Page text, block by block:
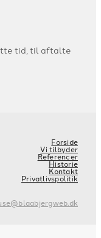
tid, til aftalte
Forside
Vi tilbyder
Referencer
Historie
Kontakt
Privatlivspolitik